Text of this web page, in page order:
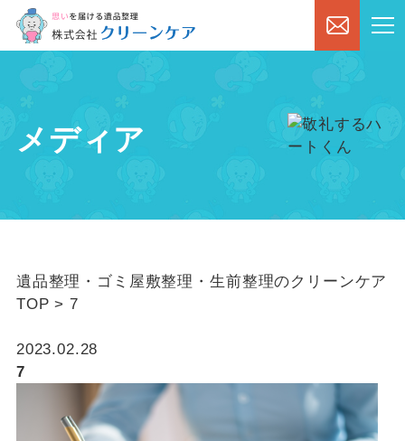
メディア
遺品整理・ゴミ屋敷整理・生前整理のクリーンケア
TOP > 7
2023.02.28
7